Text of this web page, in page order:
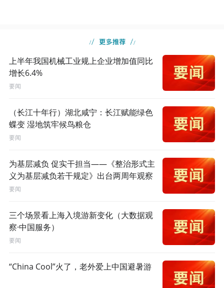
上半年我国机械工业规上企业增加值同比
增长6.4%
要闻
（长江十年行）湖北咸宁：长江赋能绿色
蝶变 湿地筑牢候鸟粮仓
要闻
为基层减负 促实干担当——《整治形式主
义为基层减负若干规定》出台两周年观察
要闻
三个场景看上海入境游新变化（大数据观
察·中国服务）
要闻
“China Cool”火了，老外爱上中国避暑游